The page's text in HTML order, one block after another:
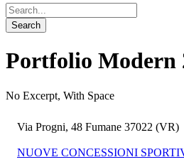
Portfolio Modern
No Excerpt, With Space
Via Progni, 48 Fumane 37022 (VR)
NUOVE CONCESSIONI